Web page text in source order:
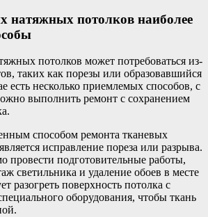
натяжных потолков наиболее
потолков может потребоваться из-
таких как порезы или образовавшийся
есть несколько приемлемых способов, с
выполнить ремонт с сохранением
способом ремонта тканевых
исправление пореза или разрыва.
провести подготовительные работы,
светильника и удаление обоев в месте
разогреть поверхность потолка с
оборудования, чтобы ткань